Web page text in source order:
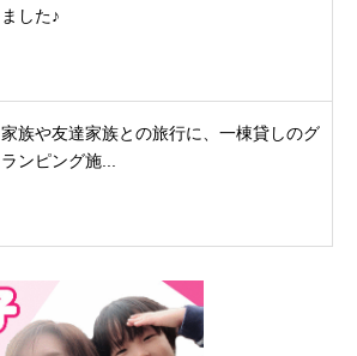
ました♪
家族や友達家族との旅行に、一棟貸しのグ
ランピング施...